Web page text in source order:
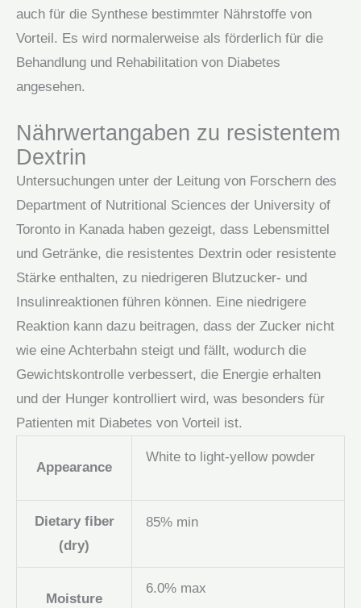
auch für die Synthese bestimmter Nährstoffe von
Vorteil. Es wird normalerweise als förderlich für die
Behandlung und Rehabilitation von Diabetes
angesehen.
Nährwertangaben zu resistentem
Dextrin
Untersuchungen unter der Leitung von Forschern des
Department of Nutritional Sciences der University of
Toronto in Kanada haben gezeigt, dass Lebensmittel
und Getränke, die resistentes Dextrin oder resistente
Stärke enthalten, zu niedrigeren Blutzucker- und
Insulinreaktionen führen können. Eine niedrigere
Reaktion kann dazu beitragen, dass der Zucker nicht
wie eine Achterbahn steigt und fällt, wodurch die
Gewichtskontrolle verbessert, die Energie erhalten
und der Hunger kontrolliert wird, was besonders für
Patienten mit Diabetes von Vorteil ist.
Appearance
White to light-yellow powder
Dietary fiber
(dry)
85% min
Moisture
6.0% max